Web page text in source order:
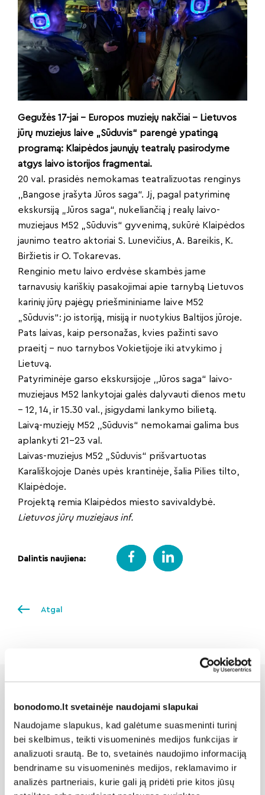
bonodomo.lt svetainėje naudojami slapukai
Naudojame slapukus, kad galėtume suasmeninti turinį
bei skelbimus, teikti visuomeninės medijos funkcijas ir
analizuoti srautą. Be to, svetainės naudojimo informaciją
bendriname su visuomeninės medijos, reklamavimo ir
analizės partneriais, kurie gali ją pridėti prie kitos jūsų
Gegužės 17-jai – Europos muziejų nakčiai – Lietuvos
jūrų muziejus laive „Sūduvis“ parengė ypatingą
programą: Klaipėdos jaunųjų teatralų pasirodyme
atgys laivo istorijos fragmentai.
20 val. prasidės nemokamas teatralizuotas renginys
,,Bangose įrašyta Jūros saga“. Jį, pagal patyriminę
ekskursiją „Jūros saga“, nukeliančią į realų laivo-
muziejaus M52 „Sūduvis“ gyvenimą, sukūrė Klaipėdos
jaunimo teatro aktoriai S. Lunevičius, A. Bareikis, K.
Biržietis ir O. Tokarevas.
Renginio metu laivo erdvėse skambės jame
tarnavusių kariškių pasakojimai apie tarnybą Lietuvos
karinių jūrų pajėgų priešmininiame laive M52
„Sūduvis“: jo istoriją, misiją ir nuotykius Baltijos jūroje.
Pats laivas, kaip personažas, kvies pažinti savo
praeitį – nuo tarnybos Vokietijoje iki atvykimo į
Lietuvą.
Patyriminėje garso ekskursijoje ,,Jūros saga“ laivo-
muziejaus M52 lankytojai galės dalyvauti dienos metu
– 12, 14, ir 15.30 val., įsigydami lankymo bilietą.
Laivą-muziejų M52 ,,Sūduvis“ nemokamai galima bus
aplankyti 21-23 val.
Laivas-muziejus M52 „Sūduvis“ prišvartuotas
Karališkojoje Danės upės krantinėje, šalia Pilies tilto,
Klaipėdoje.
Projektą remia Klaipėdos miesto savivaldybė.
Lietuvos jūrų muziejaus inf.
Dalintis naujiena:
Atgal
Susijusios naujienos